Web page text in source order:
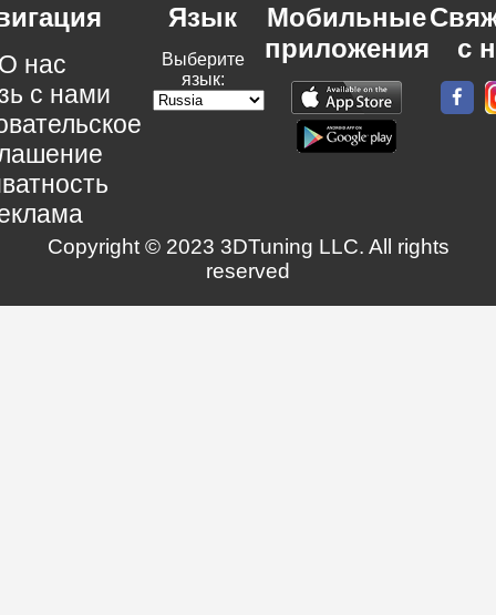
нас
с нами
Язык
Выберите
язык:
Мобильные
приложения
с
Copyright © 2023 3DTuning LLC. All rights
reserved